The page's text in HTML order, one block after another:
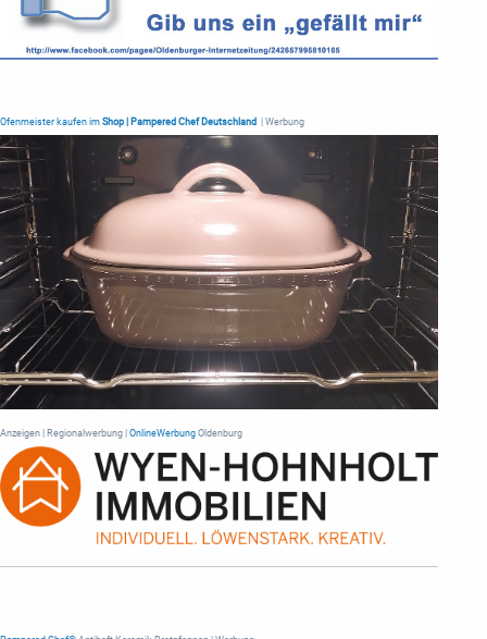
Ofenmeister kaufen im Shop | Pampered Chef Deutschland | Werbung
Anzeigen | Regionalwerbung | OnlineWerbung Oldenburg